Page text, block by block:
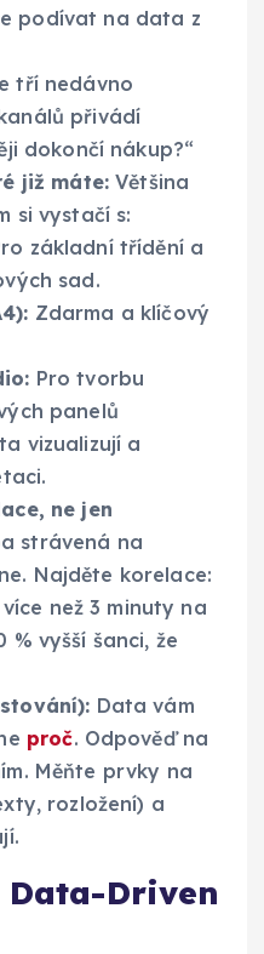
podívat na data z
tří nedávno
přivádí
dokončí nákup?“
již máte: Většina
si vystačí s:
základní třídění a
sad.
Zdarma a klíčový
Pro tvorbu
panelů
vizualizují a
ne jen
strávená na
Najděte korelace:
než 3 minuty na
% vyšší šanci, že
Data vám
proč. Odpověď na
Měňte prvky na
rozložení) a
Data-Driven